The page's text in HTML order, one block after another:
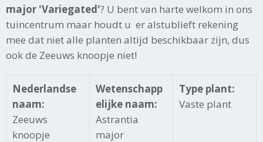
major 'Variegated'? U bent van harte welkom in ons
tuincentrum maar houdt u er alstublieft rekening
mee dat niet alle planten altijd beschikbaar zijn, dus
ook de Zeeuws knoopje niet!
Nederlandse
naam:
Zeeuws
knoopje
Wetenschapp
elijke naam:
Astrantia
major
Type plant:
Vaste plant